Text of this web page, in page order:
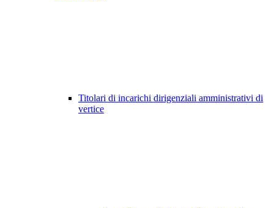
Titolari di incarichi dirigenziali amministrativi di
vertice